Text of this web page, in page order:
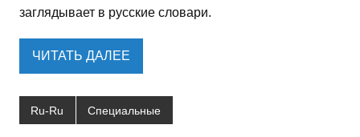
заглядывает в русские словари.
ЧИТАТЬ ДАЛЕЕ
Ru-Ru Специальные